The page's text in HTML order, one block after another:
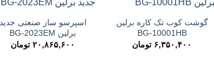
گوشت کوب تک کاره برلین
BG-10001HB
۶,۳۵۰,۴۰۰ تومان
اسپرسو ساز صنعتی جدید
برلین BG-2023EM
۲۰,۸۶۵,۶۰۰ تومان